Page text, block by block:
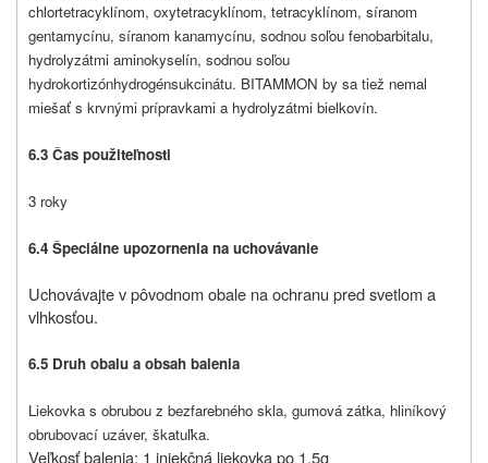
chlortetracyklínom, oxytetracyklínom, tetracyklínom, síranom
gentamycínu, síranom kanamycínu, sodnou soľou fenobarbitalu,
hydrolyzátmi aminokyselín, sodnou soľou
hydrokortizónhydrogénsukcinátu. BITAMMON by sa tiež nemal
miešať s krvnými prípravkami a hydrolyzátmi bielkovín.
6.3 Čas použiteľnosti
3 roky
6.4 Špeciálne upozornenia na uchovávanie
Uchovávajte v pôvodnom obale na ochranu pred svetlom a
vlhkosťou.
6.5 Druh obalu a obsah balenia
Liekovka s obrubou z bezfarebného skla, gumová zátka, hliníkový
obrubovací uzáver, škatuľka.
Veľkosť balenia: 1 injekčná liekovka po 1,5g